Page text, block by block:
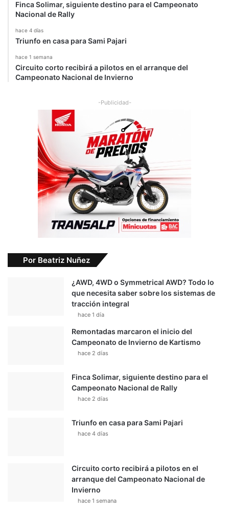
Finca Solimar, siguiente destino para el Campeonato
Nacional de Rally
hace 4 días
Triunfo en casa para Sami Pajari
hace 1 semana
Circuito corto recibirá a pilotos en el arranque del
Campeonato Nacional de Invierno
-Publicidad-
Por Beatriz Nuñez
¿AWD, 4WD o Symmetrical AWD? Todo lo
que necesita saber sobre los sistemas de
tracción integral
hace 1 día
Remontadas marcaron el inicio del
Campeonato de Invierno de Kartismo
hace 2 días
Finca Solimar, siguiente destino para el
Campeonato Nacional de Rally
hace 2 días
Triunfo en casa para Sami Pajari
hace 4 días
Circuito corto recibirá a pilotos en el
arranque del Campeonato Nacional de
Invierno
hace 1 semana